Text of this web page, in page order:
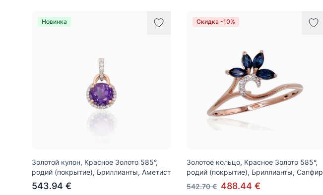
Новинка
Золотой кулон, Красное Золото 585°,
родий (покрытие), Бриллианты, Аметист
543.94 €
Скидка -10%
Золотое кольцо, Красное Золото 585°,
родий (покрытие), Бриллианты, Сапфир
542.70 € 488.44 €